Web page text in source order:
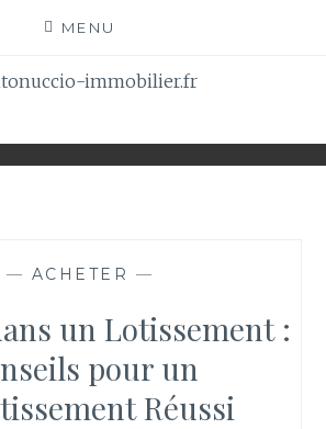
MENU
— ACHETER —
un Lotissement :
pour un
Réussi